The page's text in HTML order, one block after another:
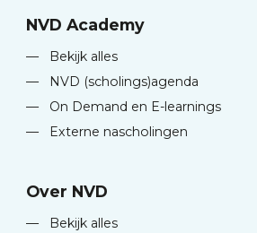
NVD Academy
—
Bekijk alles
—
NVD (scholings)agenda
—
On Demand en E-learnings
—
Externe nascholingen
Over NVD
—
Bekijk alles